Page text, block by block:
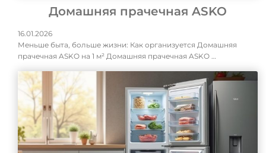
Домашняя прачечная ASKO
16.01.2026
Меньше быта, больше жизни: Как организуется Домашняя
прачечная ASKO на 1 м² Домашняя прачечная ASKO …